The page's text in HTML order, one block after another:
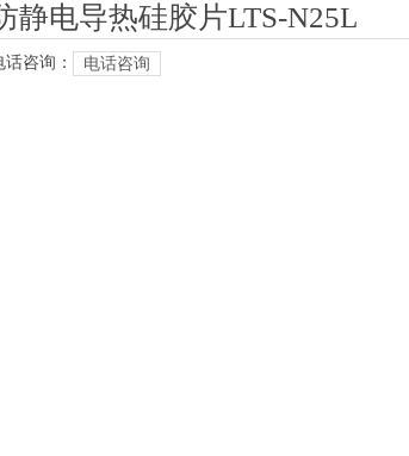
静电导热硅胶片LTS-N25L
话咨询： 电话咨询